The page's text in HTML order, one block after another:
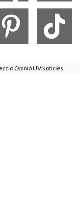
Opinió UVNoticies